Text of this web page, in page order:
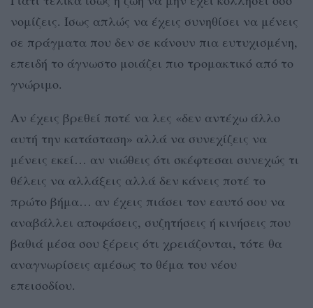
νομίζεις. Ίσως απλώς να έχεις συνηθίσει να μένεις
σε πράγματα που δεν σε κάνουν πια ευτυχισμένη,
επειδή το άγνωστο μοιάζει πιο τρομακτικό από το
γνώριμο.
Αν έχεις βρεθεί ποτέ να λες «δεν αντέχω άλλο
αυτή την κατάσταση» αλλά να συνεχίζεις να
μένεις εκεί… αν νιώθεις ότι σκέφτεσαι συνεχώς τι
θέλεις να αλλάξεις αλλά δεν κάνεις ποτέ το
πρώτο βήμα… αν έχεις πιάσει τον εαυτό σου να
αναβάλλει αποφάσεις, συζητήσεις ή κινήσεις που
βαθιά μέσα σου ξέρεις ότι χρειάζονται, τότε θα
αναγνωρίσεις αμέσως το θέμα του νέου
επεισοδίου.